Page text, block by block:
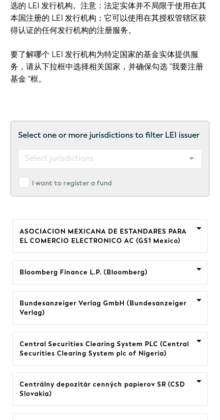
选的 LEI 发行机构。注意：法定实体并不局限于使用在其
本国注册的 LEI 发行机构；它可以使用在其授权管辖区获
得认证的任何发行机构的注册服务。
要了解哪个 LEI 发行机构为特定国家的基金实体提供服
务，请从下拉框中选择相关国家，并确保勾选 "我要注册
基金 "框。
Select one or more jurisdictions to filter LEI issuer
Select jurisdictions
I want to register a fund
ASOCIACION MEXICANA DE ESTANDARES PARA
EL COMERCIO ELECTRONICO AC (GS1 Mexico)
Bloomberg Finance L.P. (Bloomberg)
Bundesanzeiger Verlag GmbH (Bundesanzeiger
Verlag)
Central Securities Clearing System PLC (Central
Securities Clearing System plc of Nigeria)
Centrálny depozitár cenných papierov SR (CSD
Slovakia)